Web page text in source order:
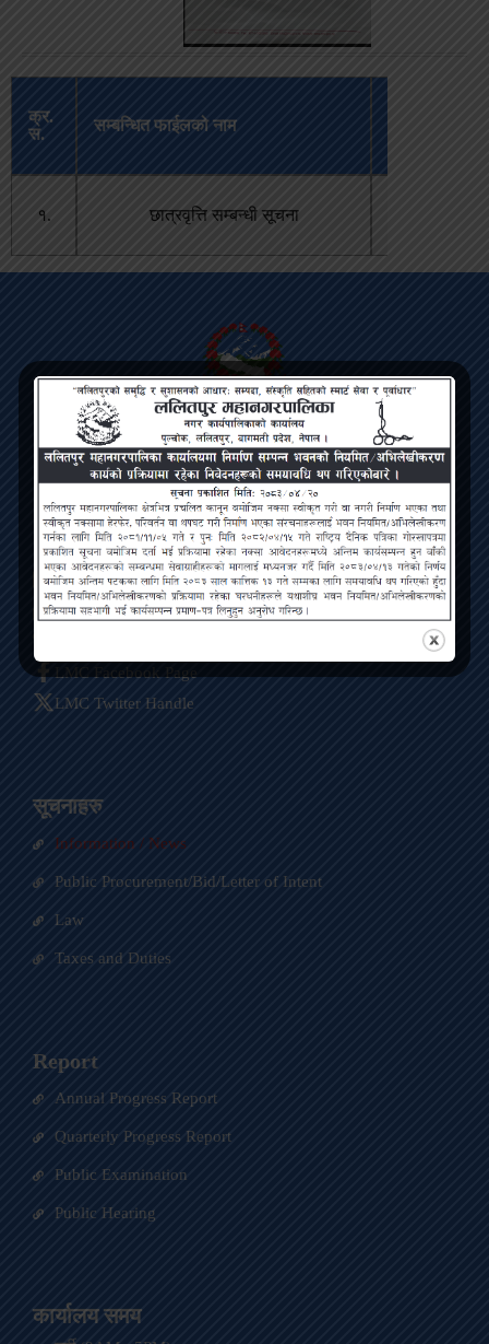
क्र.
स.
सम्बन्धित फाईलको नाम
१. छात्रवृत्ति सम्बन्धी सूचना
Lalitpur Metropolitan City
Bagmati Pradesh, Pulchowk, Lalitpur
Contact
ललितपुर महानगरपालिका, पुल्चोक, ललितपुर
info@lmc.gov.np
LMC Twitter Handle
सूचनाहरु
Information / News
Public Procurement/Bid/Letter of Intent
Law
Taxes and Duties
Report
Annual Progress Report
Quarterly Progress Report
Public Examination
Public Hearing
कार्यालय समय